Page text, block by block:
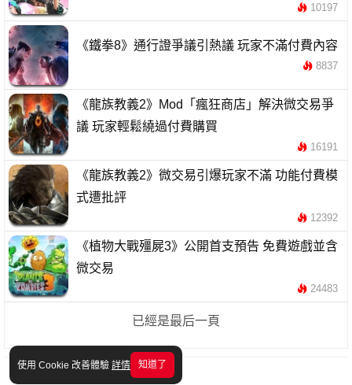
使用 Cookie 改善體驗 詳情 知道了
10197
《鐵拳8》通行證爭議引熱議 玩家不滿付費內容
8837
《龍族教義2》Mod「瘋狂商店」解決微交易爭
議 玩家輕鬆繞過付費購買
16191
《龍族教義2》微交易引爆玩家不滿 功能付費模
式遭批評
12392
《植物大戰殭屍3》公開首支預告 免費遊戲並含
微交易
24483
已經是最后一頁